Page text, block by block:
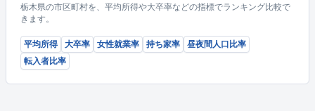
栃木県の市区町村を、平均所得や大卒率などの指標でランキング比較で
きます。
平均所得 大卒率 女性就業率 持ち家率
昼夜間人口比率
転入者比率